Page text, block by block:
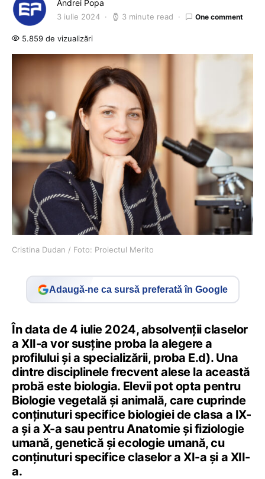
Andrei Popa
3 iulie 2024 3 minute read One comment
5.859 de vizualizări
Cristina Dudan / Foto: Proiectul Merito
Adaugă-ne ca sursă preferată în Google
În data de 4 iulie 2024, absolvenții claselor
a XII-a vor susține proba la alegere a
profilului și a specializării, proba E.d). Una
dintre disciplinele frecvent alese la această
probă este biologia. Elevii pot opta pentru
Biologie vegetală și animală, care cuprinde
conținuturi specifice biologiei de clasa a IX-
a și a X-a sau pentru Anatomie și fiziologie
umană, genetică și ecologie umană, cu
conținuturi specifice claselor a XI-a și a XII-
a.